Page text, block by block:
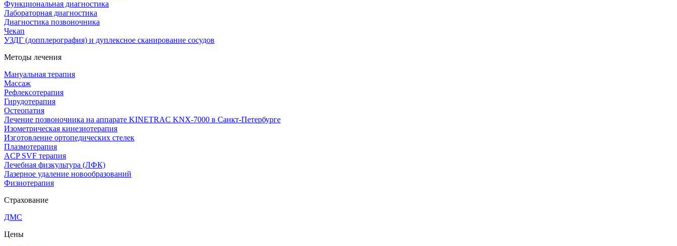
Функциональная диагностика
Лабораторная диагностика
Диагностика позвоночника
Чекап
УЗДГ (допплерография) и дуплексное сканирование сосудов
Методы лечения
Мануальная терапия
Массаж
Рефлексотерапия
Гирудотерапия
Остеопатия
Лечение позвоночника на аппарате KINETRAC KNX-7000 в Санкт-Петербурге
Изометрическая кинезиотерапия
Изготовление ортопедических стелек
Плазмотерапия
ACP SVF терапия
Лечебная физкультура (ЛФК)
Лазерное удаление новообразований
Физиотерапия
Страхование
ДМС
Цены